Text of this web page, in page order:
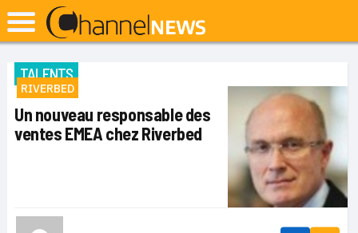
TALENTS
RIVERBED
Un nouveau responsable des
ventes EMEA chez Riverbed